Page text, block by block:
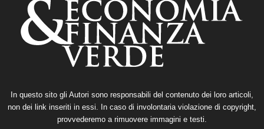
In questo sito gli Autori sono responsabili del contenuto dei loro articoli,
non dei link inseriti in essi. In caso di involontaria violazione di copyright,
provvederemo a rimuovere immagini e testi.